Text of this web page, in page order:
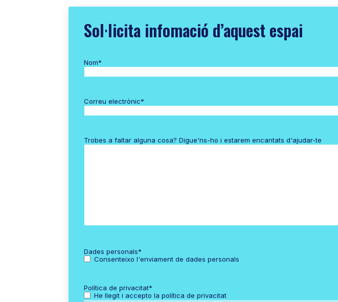
Sol·licita infomació d’aquest espai
Nom*
Correu electrònic*
Trobes a faltar alguna cosa? Digue'ns-ho i estarem encantats d'ajudar-te
Dades personals*
Consenteixo l'enviament de dades personals
Política de privacitat*
He llegit i accepto la política de privacitat